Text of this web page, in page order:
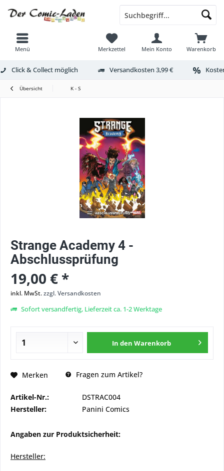
Menü Warenkorb
Merkzettel Mein Konto
Click & Collect möglich Versandkosten 3,99 €
Übersicht K - S
Strange Academy 4 -
Abschlussprüfung
19,00 € *
inkl. MwSt.zzgl. Versandkosten
Sofort versandfertig, Lieferzeit ca. 1-2 Werktage
In den Warenkorb
Merken Fragen zum Artikel?
Artikel-Nr.:
DSTRAC004
Hersteller:
Panini Comics
Angaben zur Produktsicherheit:
Hersteller: